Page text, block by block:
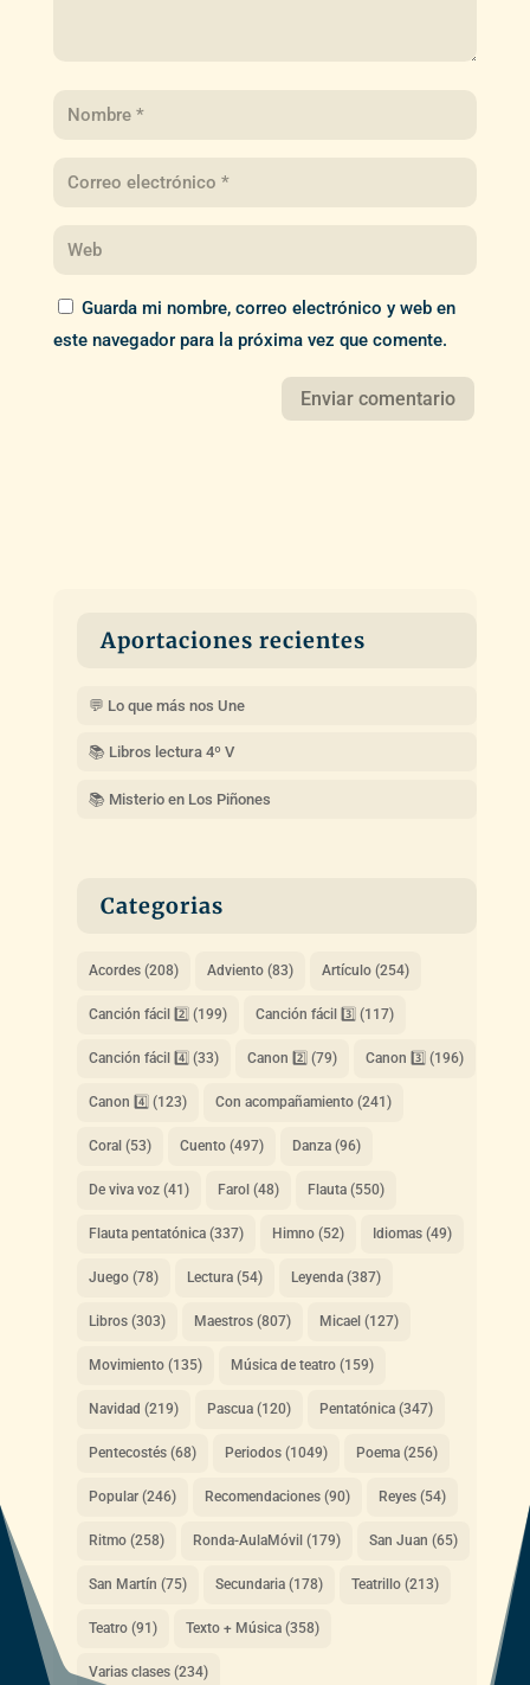
Guarda mi nombre, correo electrónico y web en
este navegador para la próxima vez que comente.
Aportaciones recientes
💬 Lo que más nos Une
📚 Libros lectura 4º V
📚 Misterio en Los Piñones
Categorias
Acordes(208) Adviento(83) Artículo(254)
Canción fácil 2️⃣ (199) Canción fácil 3️⃣ (117)
Canción fácil 4️⃣ (33) Canon 2️⃣ (79) Canon 3️⃣ (196)
Canon 4️⃣ (123) Con acompañamiento(241)
Coral(53) Cuento(497) Danza(96)
De viva voz(41) Farol(48) Flauta(550)
Flauta pentatónica(337) Himno(52) Idiomas(49)
Juego(78) Lectura(54) Leyenda(387)
Libros(303) Maestros(807) Micael(127)
Movimiento(135) Música de teatro(159)
Navidad (219) Pascua(120) Pentatónica(347)
Pentecostés(68) Periodos(1049) Poema(256)
Popular(246) Recomendaciones(90) Reyes(54)
Ritmo(258) Ronda-AulaMóvil(179) San Juan (65)
San Martín (75) Secundaria(178) Teatrillo(213)
Teatro(91) Texto + Música(358)
Varias clases(234)